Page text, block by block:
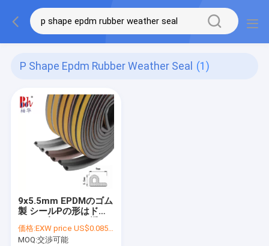
P Shape Epdm Rubber Weather Seal (1)
9x5.5mm EPDMのゴム
製 シールPの形はドア
間を塞ぐ
価格:EXW price US$0.085 per meter
MOQ:交渉可能